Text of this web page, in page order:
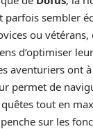
parfois sembler
ou vétérans,
d’optimiser
aventuriers ont
permet de
quêtes tout en
sur les